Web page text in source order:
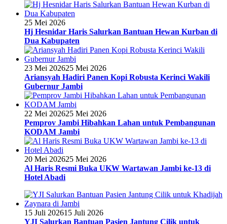
25 Mei 2026
Hj Hesnidar Haris Salurkan Bantuan Hewan Kurban di
Dua Kabupaten
23 Mei 202625 Mei 2026
Ariansyah Hadiri Panen Kopi Robusta Kerinci Wakili
Gubernur Jambi
22 Mei 202625 Mei 2026
Pemprov Jambi Hibahkan Lahan untuk Pembangunan
KODAM Jambi
20 Mei 202625 Mei 2026
Al Haris Resmi Buka UKW Wartawan Jambi ke-13 di
Hotel Abadi
15 Juli 202615 Juli 2026
YJI Salurkan Bantuan Pasien Jantung Cilik untuk